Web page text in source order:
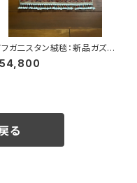
フガ二スタン絨毯：新品ガズニ
ール 手織り玄関マット 61×
｜ハザラコレクション ベ
る